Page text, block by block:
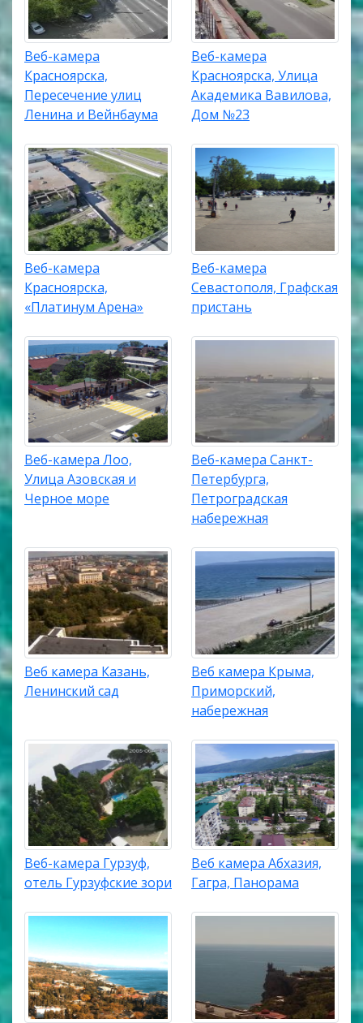
Веб-камера
Красноярска,
Пересечение улиц
Ленина и Вейнбаума
Веб-камера
Красноярска, Улица
Академика Вавилова,
Дом №23
Веб-камера
Красноярска,
«Платинум Арена»
Веб-камера
Севастополя, Графская
пристань
Веб-камера Лоо,
Улица Азовская и
Черное море
Веб-камера Санкт-
Петербурга,
Петроградская
набережная
Веб камера Казань,
Ленинский сад
Веб камера Крыма,
Приморский,
набережная
Веб-камера Гурзуф,
отель Гурзуфские зори
Веб камера Абхазия,
Гагра, Панорама